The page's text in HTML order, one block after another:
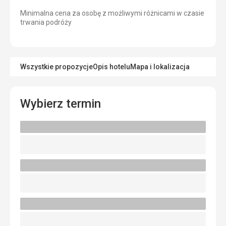
Minimalna cena za osobę z możliwymi różnicami w czasie
trwania podróży
Wszystkie propozycjeOpis hoteluMapa i lokalizacja
Wybierz termin